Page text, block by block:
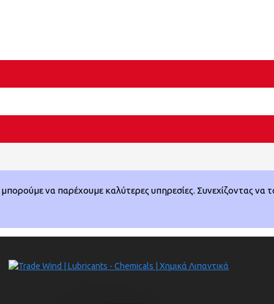
να παρέχουμε καλύτερες υπηρεσίες. Συνεχίζοντας να